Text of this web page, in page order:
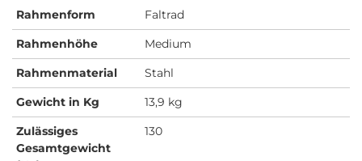
Rahmenform
Faltrad
Rahmenhöhe
Medium
Rahmenmaterial
Stahl
Gewicht in Kg
13,9 kg
Zulässiges
Gesamtgewicht
130